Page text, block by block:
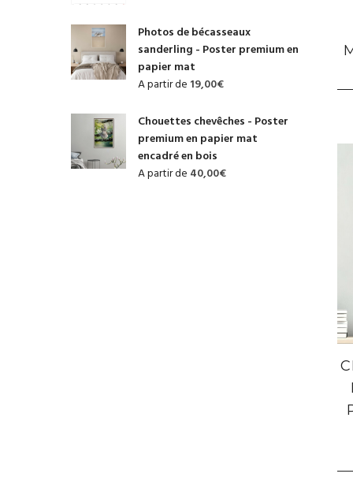
Photos de bécasseaux
sanderling - Poster premium en
papier mat
A partir de 19,00€
Chouettes chevêches - Poster
premium en papier mat
encadré en bois
A partir de 40,00€